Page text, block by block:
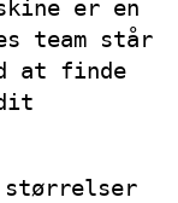
er en
team står
at finde